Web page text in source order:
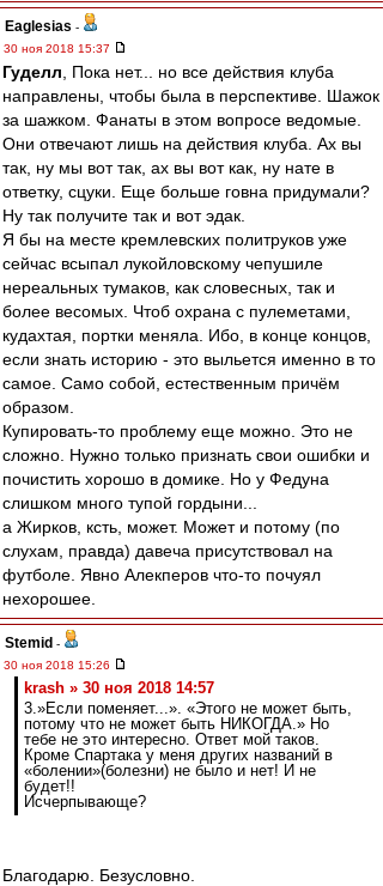
Eaglesias -
30 ноя 2018 15:37
Гуделл , Пока нет... но все действия клуба
направлены, чтобы была в перспективе. Шажок
за шажком. Фанаты в этом вопросе ведомые.
Они отвечают лишь на действия клуба. Ах вы
так, ну мы вот так, ах вы вот как, ну нате в
ответку, сцуки. Еще больше говна придумали?
Ну так получите так и вот эдак.
Я бы на месте кремлевских политруков уже
сейчас всыпал лукойловскому чепушиле
нереальных тумаков, как словесных, так и
более весомых. Чтоб охрана с пулеметами,
кудахтая, портки меняла. Ибо, в конце концов,
если знать историю - это выльется именно в то
самое. Само собой, естественным причём
образом.
Купировать-то проблему еще можно. Это не
сложно. Нужно только признать свои ошибки и
почистить хорошо в домике. Но у Федуна
слишком много тупой гордыни...
а Жирков, ксть, может. Может и потому (по
слухам, правда) давеча присутствовал на
футболе. Явно Алекперов что-то почуял
нехорошее.
Stemid -
30 ноя 2018 15:26
krash » 30 ноя 2018 14:57
3.»Если поменяет...». «Этого не может быть,
потому что не может быть НИКОГДА.» Но
тебе не это интересно. Ответ мой таков.
Кроме Спартака у меня других названий в
«болении»(болезни) не было и нет! И не
будет!!
Исчерпывающе?
Благодарю. Безусловно.